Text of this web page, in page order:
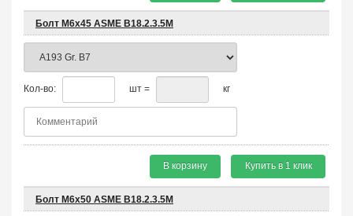
Болт М6х45 ASME B18.2.3.5M
Кол-во: шт = кг
В корзину Купить в 1 клик
Болт М6х50 ASME B18.2.3.5M